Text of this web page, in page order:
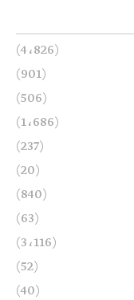
(4٬826)
(901)
(506)
(1٬686)
(237)
(20)
(840)
(63)
(3٬116)
(52)
(40)